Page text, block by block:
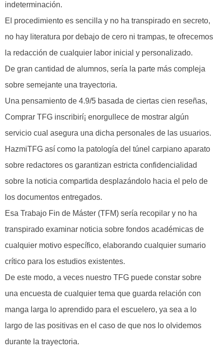
indeterminación.
El procedimiento es sencilla y no ha transpirado en secreto,
no hay literatura por debajo de cero ni trampas, te ofrecemos
la redacción de cualquier labor inicial y personalizado.
De gran cantidad de alumnos, serí­a la parte más compleja
sobre semejante una trayectoria.
Una pensamiento de 4.9/5 basada de ciertas cien reseñas,
Comprar TFG inscribirí¡ enorgullece de mostrar algún
servicio cual asegura una dicha personales de las usuarios.
HazmiTFG así­ como la patologí­a del túnel carpiano aparato
sobre redactores os garantizan estricta confidencialidad
sobre la noticia compartida desplazándolo hacia el pelo de
los documentos entregados.
Esa Trabajo Fin de Máster (TFM) serí­a recopilar y no ha
transpirado examinar noticia sobre fondos académicas de
cualquier motivo específico, elaborando cualquier sumario
crítico para los estudios existentes.
De este modo, a veces nuestro TFG puede constar sobre
una encuesta de cualquier tema que guarda relación con
manga larga lo aprendido para el escuelero, ya sea a lo
largo de las positivas en el caso de que nos lo olvidemos
durante la trayectoria.